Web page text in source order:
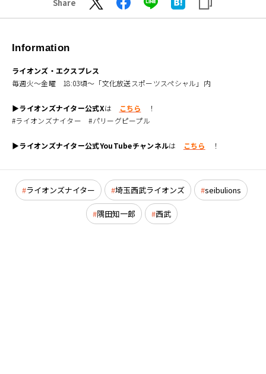
Share
Information
ライオンズ・エクスプレス
毎週火～金曜 18:03頃～「文化放送スポーツスペシャル」内
▶ライオンズナイター公式Xは こちら ！
#ライオンズナイター #パリーグピープル
▶ライオンズナイター公式YouTubeチャンネルは こちら ！
ライオンズナイター 埼玉西武ライオンズ seibulions
隅田知一郎 西武